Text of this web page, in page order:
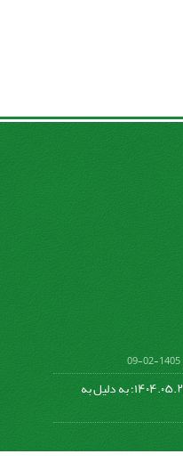
1405-02-09
عدم دسترسی به سایت در تاریخ ۱۴۰۴.۰۵.۲۷؛ به دلیل به